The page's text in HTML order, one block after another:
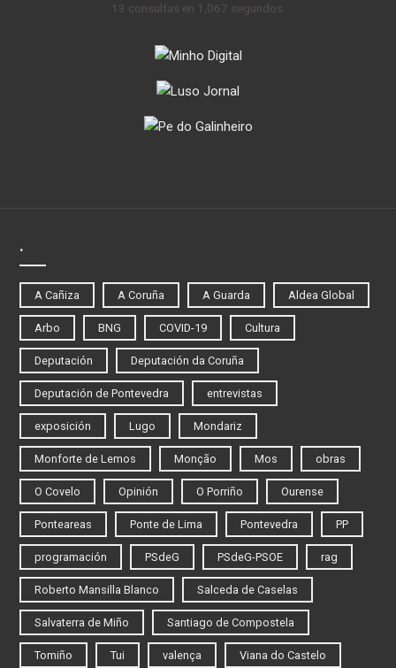
13 consultas en 1,067 segundos.
.
A Cañiza A Coruña A Guarda Aldea Global
Arbo BNG COVID-19 Cultura
Deputación Deputación da Coruña
Deputación de Pontevedra entrevistas
exposición Lugo Mondariz
Monforte de Lemos Monção Mos obras
O Covelo Opinión O Porriño Ourense
Ponteareas Ponte de Lima Pontevedra PP
programación PSdeG PSdeG-PSOE rag
Roberto Mansilla Blanco Salceda de Caselas
Salvaterra de Miño Santiago de Compostela
Tomiño Tui valença Viana do Castelo